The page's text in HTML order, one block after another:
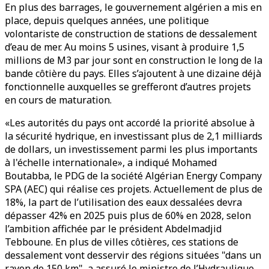
En plus des barrages, le gouvernement algérien a mis en
place, depuis quelques années, une politique
volontariste de construction de stations de dessalement
d’eau de mer. Au moins 5 usines, visant à produire 1,5
millions de M3 par jour sont en construction le long de la
bande côtière du pays. Elles s’ajoutent à une dizaine déjà
fonctionnelle auxquelles se grefferont d’autres projets
en cours de maturation.
«Les autorités du pays ont accordé la priorité absolue à
la sécurité hydrique, en investissant plus de 2,1 milliards
de dollars, un investissement parmi les plus importants
à l'échelle internationale», a indiqué Mohamed
Boutabba, le PDG de la société Algérian Energy Company
SPA (AEC) qui réalise ces projets. Actuellement de plus de
18%, la part de l’utilisation des eaux dessalées devra
dépasser 42% en 2025 puis plus de 60% en 2028, selon
l’ambition affichée par le président Abdelmadjid
Tebboune. En plus de villes côtières, ces stations de
dessalement vont desservir des régions situées "dans un